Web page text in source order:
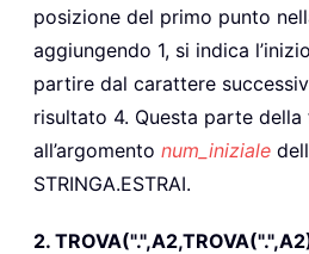
posizione del primo punto
aggiungendo 1, si indica
partire dal carattere
risultato 4. Questa parte
all’argomento num_iniziale
STRINGA.ESTRAI.
2.